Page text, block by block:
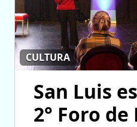
CULTURA
San Luis
2° Foro